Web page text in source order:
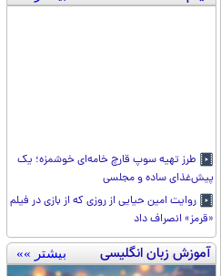
طرز تهیه سوپ قارچ خامه‌ای خوشمزه؛ یک
پیش‌غذای ساده و مجلسی
روایت امین حیایی از روزی که از بازی در فیلم
«قرمز» انصراف داد
آموزش زبان انگلیسی بیشتر »»